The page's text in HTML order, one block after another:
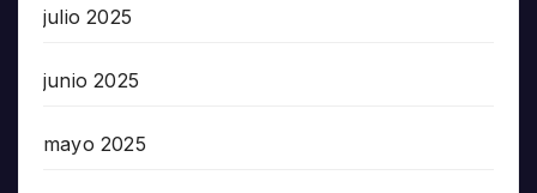
julio 2025
junio 2025
mayo 2025